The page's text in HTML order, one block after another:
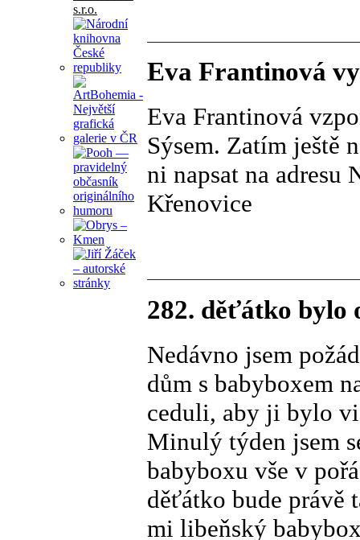
Eva Frantinová
Eva Frantinová
Sýsem. Zatím ještě
ni napsat na adresu
Křenovice
282. děťátko bylo
Nedávno jsem
dům s babyboxem
ceduli, aby ji bylo
Minulý týden jsem
babyboxu vše v
děťátko bude právě
mi libeňský